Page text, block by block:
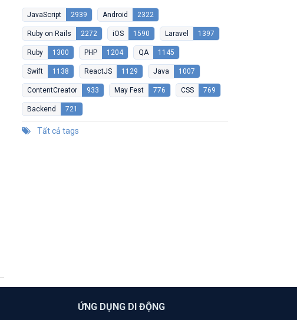
JavaScript 2939 Android 2322
Ruby on Rails 2272 iOS 1590 Laravel 1397
Ruby 1300 PHP 1204 QA 1145
Swift 1138 ReactJS 1129 Java 1007
ContentCreator 933 May Fest 776 CSS 769
Backend 721
Tất cả tags
ỨNG DỤNG DI ĐỘNG